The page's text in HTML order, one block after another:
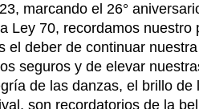
marcando el 26°
Ley 70, recordamos
el deber de continuar
seguros y de elevar
de las danzas, el brillo
son recordatorios de la